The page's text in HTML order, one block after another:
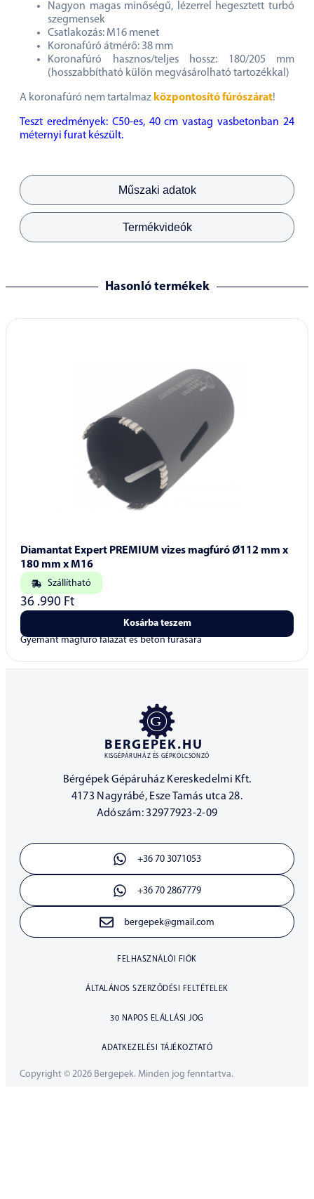
Műszaki adatok
Termékvideók
Nagyon magas minőségű, lézerrel hegesztett turbó
szegmensek
Csatlakozás: M16 menet
Koronafúró átmérő: 38 mm
Koronafúró hasznos/teljes hossz: 180/205 mm
(hosszabbítható külön megvásárolható tartozékkal)
A koronafúró nem tartalmaz központosító fúrószárat!
Teszt eredmények: C50-es, 40 cm vastag vasbetonban 24
méternyi furat készült.
Hasonló termékek
Diamantat Expert PREMIUM vizes magfúró Ø112 mm x
180 mm x M16
Szállítható
36 .990 Ft
Kosárba teszem
Gyémánt magfúró falazat és beton fúrására
BERGEPEK.HU
KISGÉPÁRUHÁZ ÉS GÉPKÖLCSÖNZŐ
Bérgépek Gépáruház Kereskedelmi Kft.
4173 Nagyrábé, Esze Tamás utca 28.
Adószám: 32977923-2-09
+36 70 3071053
+36 70 2867779
bergepek@gmail.com
FELHASZNÁLÓI FIÓK
ÁLTALÁNOS SZERZŐDÉSI FELTÉTELEK
30 NAPOS ELÁLLÁSI JOG
ADATKEZELÉSI TÁJÉKOZTATÓ
Copyright © 2026 Bergepek. Minden jog fenntartva.